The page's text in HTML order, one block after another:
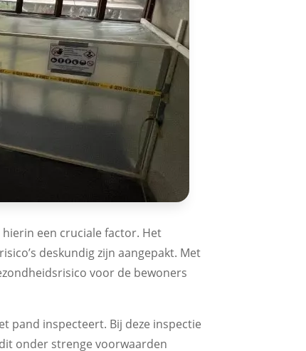
een cruciale factor. Het
deskundig zijn aangepakt. Met
voor de bewoners
pand inspecteert. Bij deze inspectie
onder strenge voorwaarden